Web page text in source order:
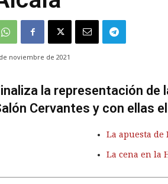
noviembre de 2021
la representación de
Cervantes y con ellas
La apuesta de
La cena en la